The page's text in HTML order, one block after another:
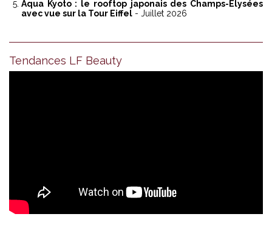
Aqua Kyoto : le rooftop japonais des Champs-Élysées
avec vue sur la Tour Eiffel - Juillet 2026
Tendances LF Beauty